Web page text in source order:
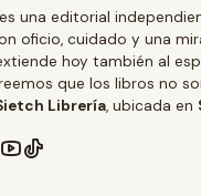
es una editorial
oficio, cuidado y una
hoy también al
que los libros no
Librería, ubicada en